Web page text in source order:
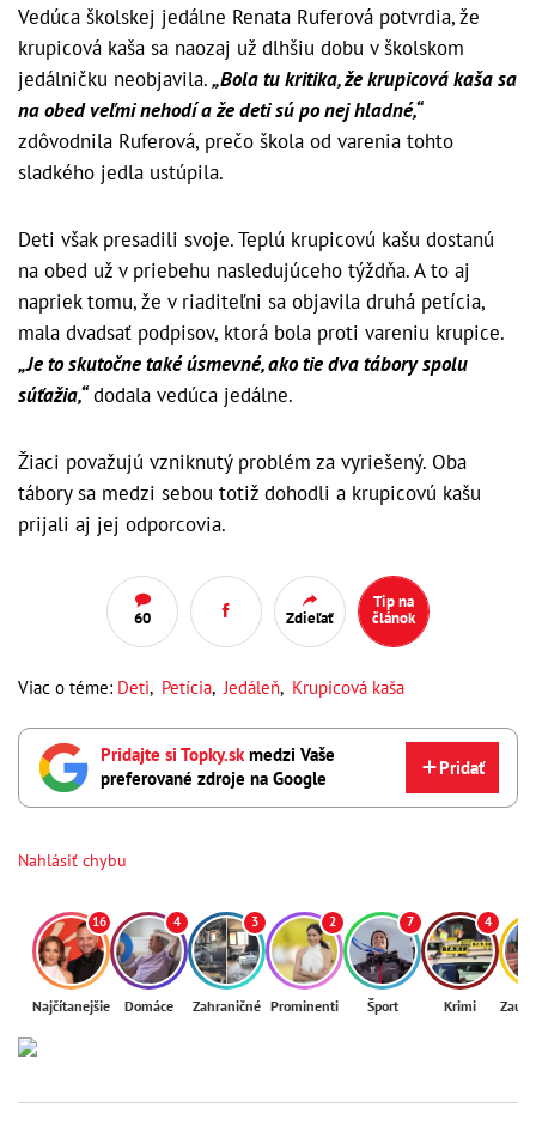
Vedúca školskej jedálne Renata Ruferová potvrdia, že
krupicová kaša sa naozaj už dlhšiu dobu v školskom
jedálničku neobjavila.„Bola tu kritika, že krupicová kaša sa
na obed veľmi nehodí a že deti sú po nej hladné,“
zdôvodnila Ruferová, prečo škola od varenia tohto
sladkého jedla ustúpila.
Deti však presadili svoje. Teplú krupicovú kašu dostanú
na obed už v priebehu nasledujúceho týždňa. A to aj
napriek tomu, že v riaditeľni sa objavila druhá petícia,
mala dvadsať podpisov, ktorá bola proti vareniu krupice.
„Je to skutočne také úsmevné, ako tie dva tábory spolu
súťažia,“dodala vedúca jedálne.
Žiaci považujú vzniknutý problém za vyriešený. Oba
tábory sa medzi sebou totiž dohodli a krupicovú kašu
prijali aj jej odporcovia.
60 Zdieľať
Tip na
článok
Viac o téme: Deti, Petícia, Jedáleň, Krupicová kaša
Pridajte si Topky.skmedzi Vaše
preferované zdroje na Google
Pridať
Nahlásiť chybu
16
Najčítanejšie
4
Domáce
3
Zahraničné
2
Prominenti
7
Šport
4
Krimi